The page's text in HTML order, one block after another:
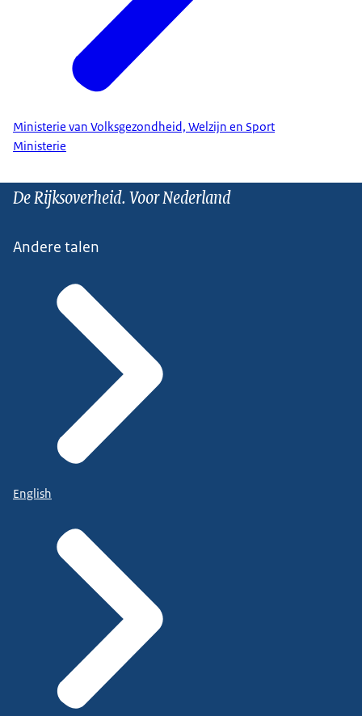
Ministerie van Volksgezondheid, Welzijn en Sport
Ministerie
De Rijksoverheid. Voor Nederland
Andere talen
English